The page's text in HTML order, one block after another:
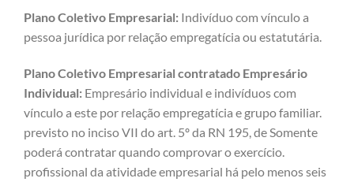
Plano Coletivo Empresarial: Indivíduo com vínculo a
pessoa jurídica por relação empregatícia ou estatutária.
Plano Coletivo Empresarial contratado Empresário
Individual: Empresário individual e indivíduos com
vínculo a este por relação empregatícia e grupo familiar.
previsto no inciso VII do art. 5º da RN 195, de Somente
poderá contratar quando comprovar o exercício.
profissional da atividade empresarial há pelo menos seis